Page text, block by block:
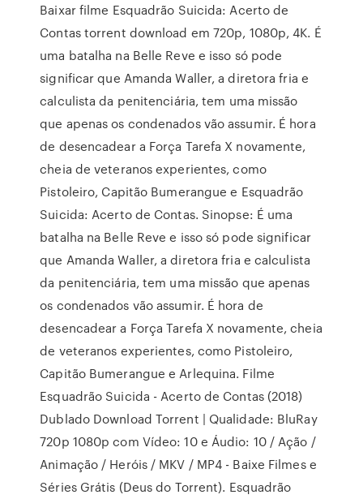
Baixar filme Esquadrão Suicida: Acerto de
Contas torrent download em 720p, 1080p, 4K. É
uma batalha na Belle Reve e isso só pode
significar que Amanda Waller, a diretora fria e
calculista da penitenciária, tem uma missão
que apenas os condenados vão assumir. É hora
de desencadear a Força Tarefa X novamente,
cheia de veteranos experientes, como
Pistoleiro, Capitão Bumerangue e Esquadrão
Suicida: Acerto de Contas. Sinopse: É uma
batalha na Belle Reve e isso só pode significar
que Amanda Waller, a diretora fria e calculista
da penitenciária, tem uma missão que apenas
os condenados vão assumir. É hora de
desencadear a Força Tarefa X novamente, cheia
de veteranos experientes, como Pistoleiro,
Capitão Bumerangue e Arlequina. Filme
Esquadrão Suicida - Acerto de Contas (2018)
Dublado Download Torrent | Qualidade: BluRay
720p 1080p com Vídeo: 10 e Áudio: 10 / Ação /
Animação / Heróis / MKV / MP4 - Baixe Filmes e
Séries Grátis (Deus do Torrent). Esquadrão